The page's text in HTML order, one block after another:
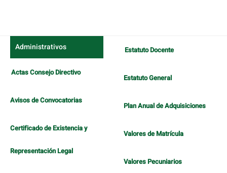
Administrativos
Actas Consejo Directivo
Avisos de Convocatorias
Certificado de Existencia y
Representación Legal
Estatuto Docente
Estatuto General
Plan Anual de Adquisiciones
Valores de Matrícula
Valores Pecuniarios